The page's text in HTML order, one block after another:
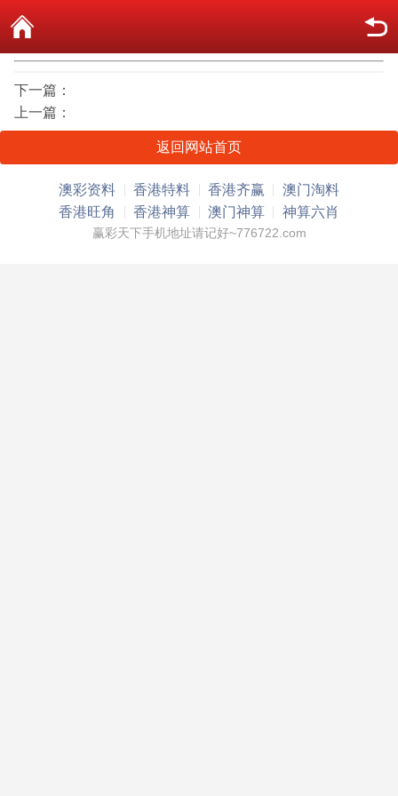
下一篇：
上一篇：
返回网站首页
澳彩资料 香港特料 香港齐赢
澳门淘料
香港旺角
香港神算 澳门神算 神算六肖
赢彩天下手机地址请记好~776722.com